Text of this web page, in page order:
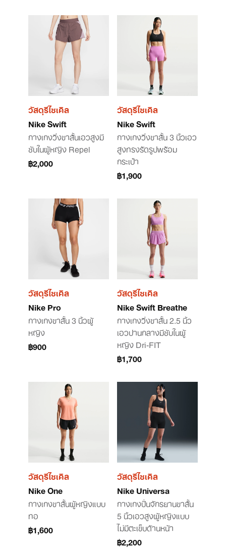
วัสดุรีไซเคิล
Nike Swift
กางเกงวิ่งขาสั้นเอวสูงมี
ซับในผู้หญิง Repel
฿2,000
วัสดุรีไซเคิล
Nike Swift
กางเกงวิ่งขาสั้น 3 นิ้วเอว
สูงทรงรัดรูปพร้อม
กระเป๋า
฿1,900
วัสดุรีไซเคิล
Nike Pro
กางเกงขาสั้น 3 นิ้วผู้
หญิง
฿900
วัสดุรีไซเคิล
Nike Swift Breathe
กางเกงวิ่งขาสั้น 2.5 นิ้ว
เอวปานกลางมีซับในผู้
หญิง Dri-FIT
฿1,700
วัสดุรีไซเคิล
Nike One
กางเกงขาสั้นผู้หญิงแบบ
ทอ
฿1,600
วัสดุรีไซเคิล
Nike Universa
กางเกงปั่นจักรยานขาสั้น
5 นิ้วเอวสูงผู้หญิงแบบ
ไม่มีตะเข็บด้านหน้า
฿2,200